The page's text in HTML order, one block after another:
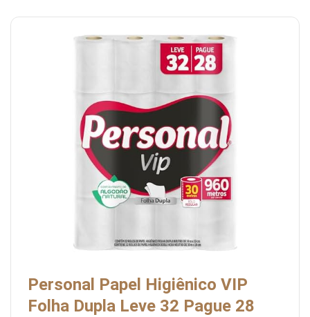
Personal Papel Higiênico VIP
Folha Dupla Leve 32 Pague 28